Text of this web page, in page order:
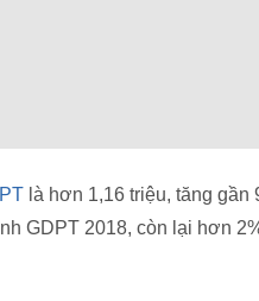
là hơn 1,16 triệu, tăng gần
GDPT 2018, còn lại hơn